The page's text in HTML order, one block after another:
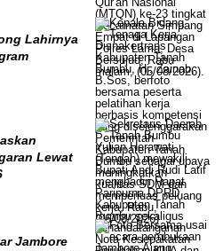
Lahirnya
Lewat
Jambore